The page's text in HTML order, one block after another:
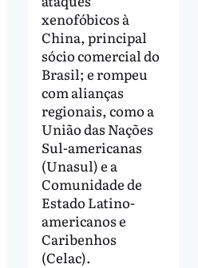
xenofóbicos à
China, principal
sócio comercial do
Brasil; e rompeu
com alianças
regionais, como a
União das Nações
Sul-americanas
(Unasul) e a
Comunidade de
Estado Latino-
americanos e
Caribenhos
(Celac).